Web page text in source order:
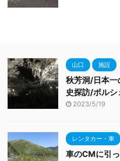
山口 施設
秋芳洞/日本
史探訪/ポル
2023/5/19
レンタカー・車
車のCMに引